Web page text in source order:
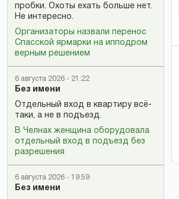
пробки. Охоты ехать больше нет.
Не интересно.
Организаторы назвали перенос
Спасской ярмарки на ипподром
верным решением
6 августа 2026 - 21:22
Без имени
Отдельный вход в квартиру всё-
таки, а не в подъезд.
В Челнах женщина оборудовала
отдельный вход в подъезд без
разрешения
6 августа 2026 - 19:59
Без имени